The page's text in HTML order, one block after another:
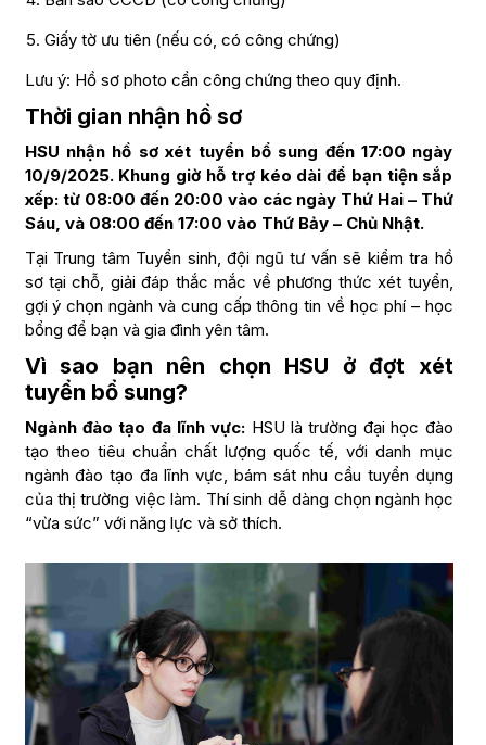
Giấy tờ ưu tiên (nếu có, có công chứng)
Lưu ý: Hồ sơ photo cần công chứng theo quy định.
Thời gian nhận hồ sơ
HSU nhận hồ sơ xét tuyển bổ sung đến 17:00 ngày
10/9/2025. Khung giờ hỗ trợ kéo dài để bạn tiện sắp
xếp: từ 08:00 đến 20:00 vào các ngày Thứ Hai – Thứ
Sáu, và 08:00 đến 17:00 vào Thứ Bảy – Chủ Nhật.
Tại Trung tâm Tuyển sinh, đội ngũ tư vấn sẽ kiểm tra hồ
sơ tại chỗ, giải đáp thắc mắc về phương thức xét tuyển,
gợi ý chọn ngành và cung cấp thông tin về học phí – học
bổng để bạn và gia đình yên tâm.
Vì sao bạn nên chọn HSU ở đợt xét
tuyển bổ sung?
Ngành đào tạo đa lĩnh vực: HSU là trường đại học đào
tạo theo tiêu chuẩn chất lượng quốc tế, với danh mục
ngành đào tạo đa lĩnh vực, bám sát nhu cầu tuyển dụng
của thị trường việc làm. Thí sinh dễ dàng chọn ngành học
“vừa sức” với năng lực và sở thích.